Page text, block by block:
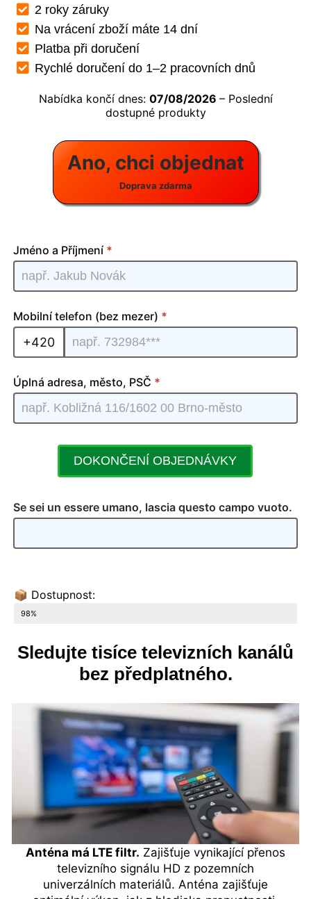
2 roky záruky
Na vrácení zboží máte 14 dní
Platba při doručení
Rychlé doručení do 1–2 pracovních dnů
Nabídka končí dnes: 07/08/2026 – Poslední
dostupné produkty
Ano, chci objednat
Doprava zdarma
Antenna
TV - CZ
Ver.Max
Jméno a Příjmení *
Mobilní telefon (bez mezer) *
+420
Úplná adresa, město, PSČ *
DOKONČENÍ OBJEDNÁVKY
Se sei un essere umano, lascia questo campo vuoto.
📦 Dostupnost:
Poslední 4 kusy skladem
98%
Sledujte tisíce televizních kanálů
bez předplatného.
Anténa má LTE filtr. Zajišťuje vynikající přenos
televizního signálu HD z pozemních
univerzálních materiálů. Anténa zajišťuje